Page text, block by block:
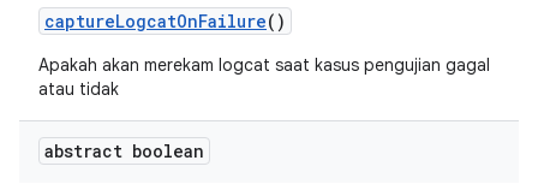
captureLogcatOnFailure()
Apakah akan merekam logcat saat kasus pengujian gagal
atau tidak
abstract boolean